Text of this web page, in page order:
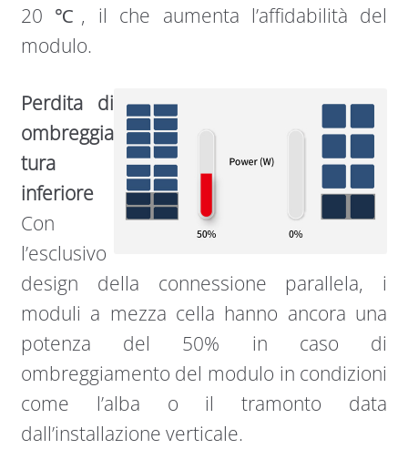
20 ℃, il che aumenta l’affidabilità del
modulo.
Perdita di
ombreggia
tura
inferiore
Con
l’esclusivo
design della connessione parallela, i
moduli a mezza cella hanno ancora una
potenza del 50% in caso di
ombreggiamento del modulo in condizioni
come l’alba o il tramonto data
dall’installazione verticale.